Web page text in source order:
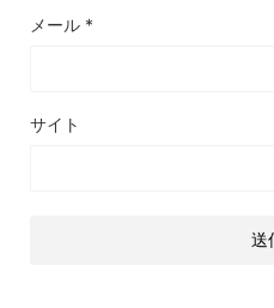
メール *
サイト